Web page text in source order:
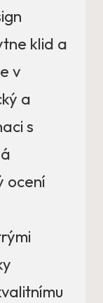
klid a
v
a
s
ocení